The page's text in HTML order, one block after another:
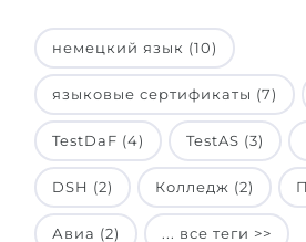
немецкий язык (10)
языковые сертификаты (7)
TestDaF (4) TestAS (3)
DSH (2) Колледж (2)
Авиа (2) ... все теги >>